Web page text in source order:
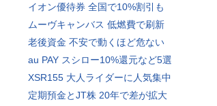
イオン優待券 全国で10%割引も
ムーヴキャンバス 低燃費で刷新
老後資金 不安で動くほど危ない
au PAY スシロー10%還元など5選
XSR155 大人ライダーに人気集中
定期預金とJT株 20年で差が拡大